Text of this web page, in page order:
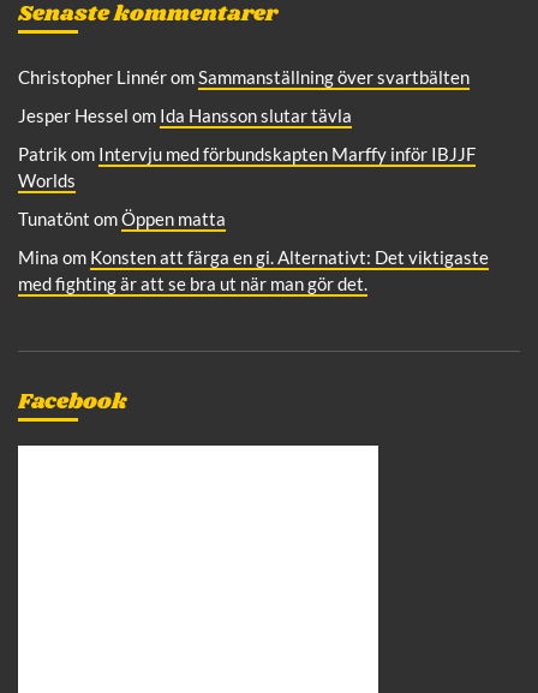
Senaste kommentarer
Christopher LinnéromSammanställning över svartbälten
Jesper Hessel om Ida Hansson slutar tävla
Patrik om Intervju med förbundskapten Marffy inför IBJJF
Worlds
Tunatönt omÖppen matta
Mina om Konsten att färga en gi. Alternativt: Det viktigaste
med fighting är att se bra ut när man gör det.
Facebook